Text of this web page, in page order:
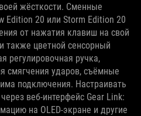
жёсткости. Сменные
Edition 20 или Storm Edition 20
от нажатия клавиш на свой
также цветной сенсорный
регулировочная ручка,
смягчения ударов, съёмные
подключения. Настраивать
веб-интерфейс Gear Link:
на OLED‑экране и другие